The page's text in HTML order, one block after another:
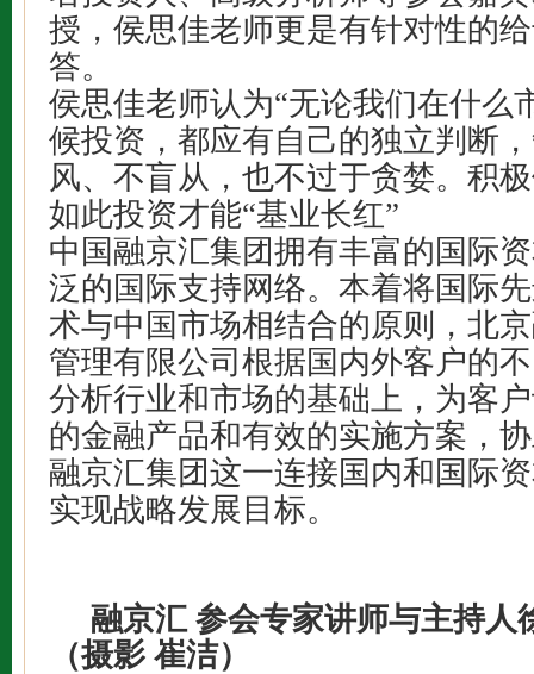
授，侯思佳老师更是有针对性的
答。
侯思佳老师认为“无论我们在什么
候投资，都应有自己的独立判断
风、不盲从，也不过于贪婪。积
如此投资才能“基业长红”
中国融京汇集团拥有丰富的国际
泛的国际支持网络。本着将国际
术与中国市场相结合的原则，北
管理有限公司根据国内外客户的
分析行业和市场的基础上，为客
的金融产品和有效的实施方案，
融京汇集团这一连接国内和国际
实现战略发展目标。
融京汇 参会专家讲师与主持人
（摄影 崔洁）